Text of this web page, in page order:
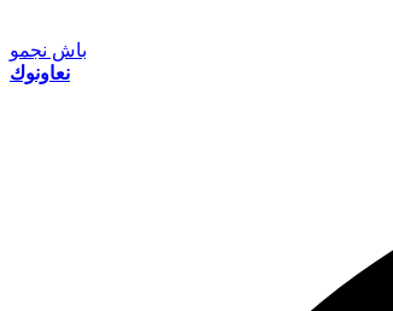
باش نجمو
نعاونوك